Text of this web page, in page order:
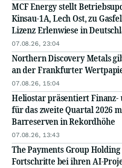
MCF Energy stellt
Kinsau-1A, Lech Ost, zu
Lizenz Erlenwiese in
07.08.26, 23:04
Northern Discovery Metals
an der Frankfurter
07.08.26, 15:04
Heliostar präsentiert Finanz-
für das zweite Quartal 2026
Barreserven in Rekordhöhe
07.08.26, 13:43
The Payments Group
Fortschritte bei ihren AI-